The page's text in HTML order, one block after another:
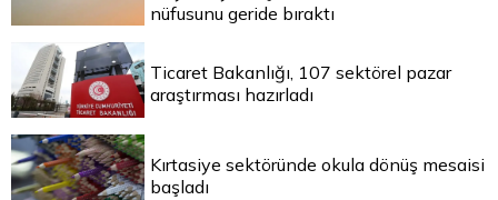
nüfusunu geride bıraktı
Ticaret Bakanlığı, 107 sektörel pazar
araştırması hazırladı
Kırtasiye sektöründe okula dönüş mesaisi
başladı